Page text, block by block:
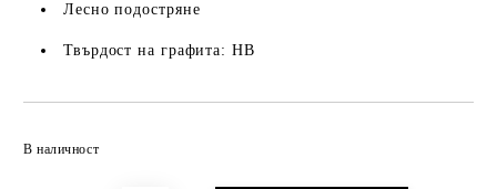
Лесно подостряне
Твърдост на графита: HB
В наличност